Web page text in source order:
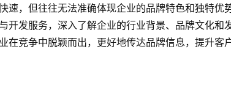
速，但往往无法准确体现企业的品牌特色和独特优
开发服务，深入了解企业的行业背景、品牌文化和
在竞争中脱颖而出，更好地传达品牌信息，提升客